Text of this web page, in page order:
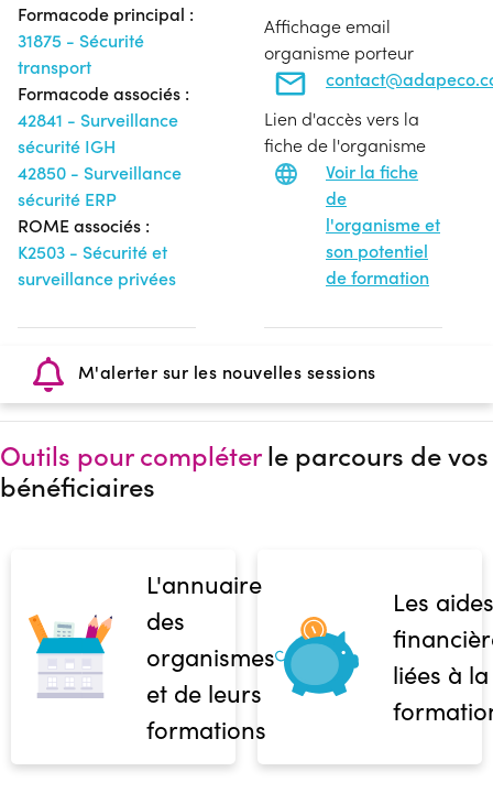
Formacode principal :
31875 - Sécurité
transport
Formacode associés :
42841 - Surveillance
sécurité IGH
42850 - Surveillance
sécurité ERP
ROME associés :
K2503 - Sécurité et
surveillance privées
Affichage email
organisme porteur
Lien d'accès vers la
fiche de l'organisme
Voir la fiche
de
l'organisme et
son potentiel
de formation
M'alerter sur les nouvelles sessions
Outils pour compléterle parcours de vos
bénéficiaires
L'annuaire
des
organismes
et de leurs
formations
Les aides
liées à la